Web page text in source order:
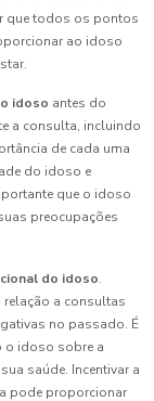
que todos os pontos
ao idoso
idoso antes do
a consulta, incluindo
de cada uma
do idoso e
que o idoso
preocupações
do idoso.
a consultas
no passado. É
o idoso sobre a
saúde. Incentivar a
pode proporcionar